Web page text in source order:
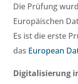
Die Prüfung
Europäischen
Es ist die erste
das European
Digitalisierung